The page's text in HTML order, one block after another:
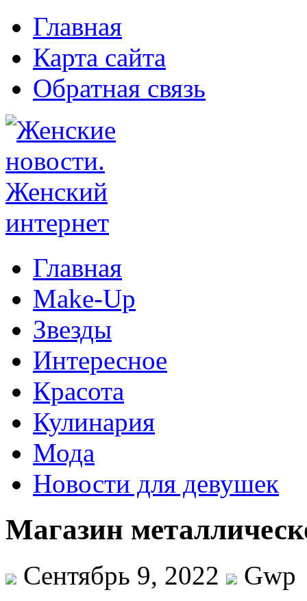
Главная
Карта сайта
Обратная связь
Главная
Make-Up
Звезды
Интересное
Красота
Кулинария
Мода
Новости для девушек
Магазин
Сентябрь 9, 2022
Gwp